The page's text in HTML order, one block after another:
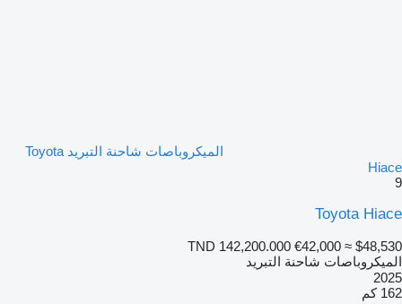
الميكروباصات شاحنة التبريد Toyota
Hiace
9
Toyota Hiace
TND 142,200.000 €42,000 ≈ $48,530
الميكروباصات شاحنة التبريد
2025
162 كم